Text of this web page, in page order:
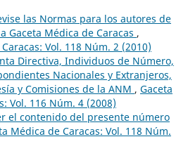
las Normas para los autores de
Gaceta Médica de Caracas ,
Vol. 118 Núm. 2 (2010)
Directiva, Individuos de Número,
Nacionales y Extranjeros,
y Comisiones de la ANM , Gaceta
Vol. 116 Núm. 4 (2008)
el contenido del presente número
Médica de Caracas: Vol. 118 Núm.